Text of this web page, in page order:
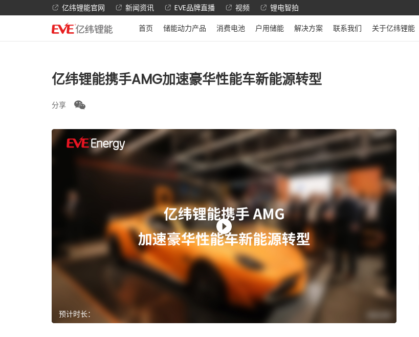
亿纬锂能官网 新闻资讯 EVE品牌直播 视频 锂电智拍
首页
储能动力产品 消费电池 户用储能 解决方案 联系我们 关于亿纬锂能
亿纬锂能携手AMG加速豪华性能车新能源转型
分享
预计时长：